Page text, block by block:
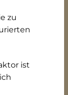
zu
ist